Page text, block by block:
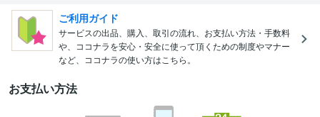
ご利用ガイド
サービスの出品、購入、取引の流れ、お支払い方法・手数料
や、ココナラを安心・安全に使って頂くための制度やマナー
など、ココナラの使い方はこちら。
お支払い方法